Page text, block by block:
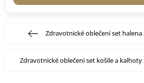
Zdravotnické oblečení set halena
Zdravotnické oblečení set košile a kalhoty